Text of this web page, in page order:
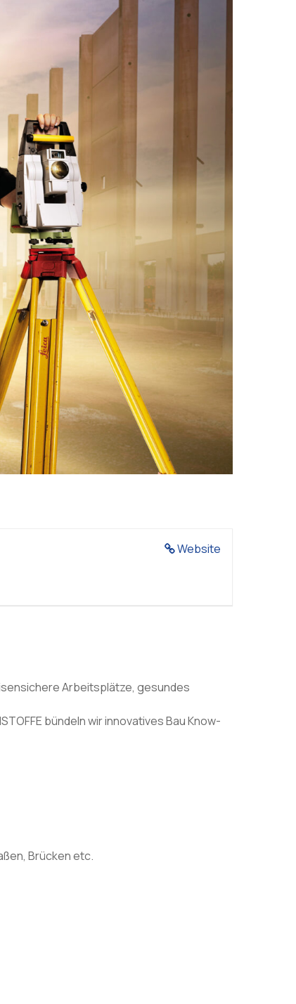
Website
Arbeitsplätze, gesundes
bündeln wir innovatives Bau Know-
Brücken etc.